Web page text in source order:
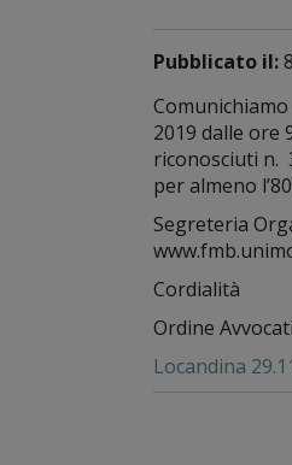
Pubblicato il:
2019 dalle ore
riconosciuti n.
per almeno
Segreteria
Cordialità
Ordine
Locandina